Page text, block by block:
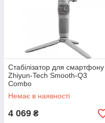
Стабілізатор для смартфону
Zhiyun-Tech Smooth-Q3
Combo
Немає в наявності
4 069 ₴